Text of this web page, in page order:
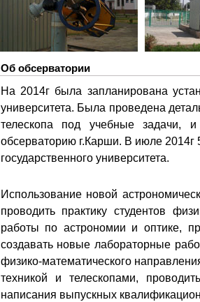
Об обсерватории
На 2014г была запланирована
университета. Была проведена
телескопа под учебные задачи, и
обсерваторию г.Карши. В июле 2014г
государственного университета.
Использование новой
проводить практику студентов
работы по астрономии и оптике,
создавать новые лабораторные
физико-математического
техникой и телескопами,
написания выпускных